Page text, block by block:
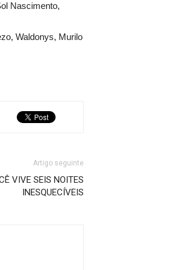
Nascimento,
Waldonys, Murilo
Artigo seguinte
VIVE SEIS NOITES
INESQUECÍVEIS